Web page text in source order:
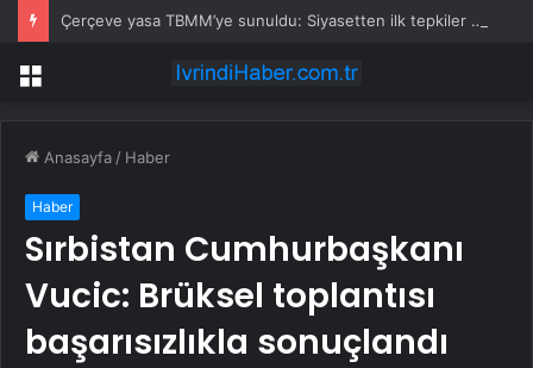
Çerçeve yasa TBMM’ye sunuldu: Siyasetten ilk tepkiler nasıl?
Menü
Anasayfa / Haber
Haber
Sırbistan Cumhurbaşkanı
Vucic: Brüksel toplantısı
başarısızlıkla sonuçlandı